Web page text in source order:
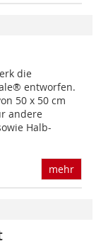
die
entworfen.
50 x 50 cm
andere
Halb-
mehr